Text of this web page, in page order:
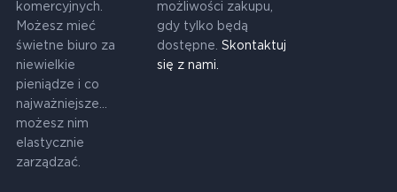
komercyjnych.
Możesz mieć
świetne biuro za
niewielkie
pieniądze i co
najważniejsze...
możesz nim
elastycznie
zarządzać.
możliwości zakupu,
gdy tylko będą
dostępne. Skontaktuj
się z nami.